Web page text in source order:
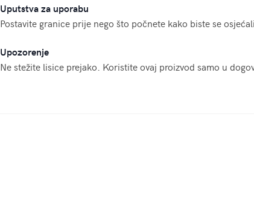
Uputstva za uporabu
Postavite granice prije nego što počnete kako biste se
Upozorenje
Ne stežite lisice prejako. Koristite ovaj proizvod samo u